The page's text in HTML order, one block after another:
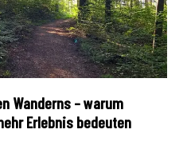
Wanderns – warum
Erlebnis bedeuten